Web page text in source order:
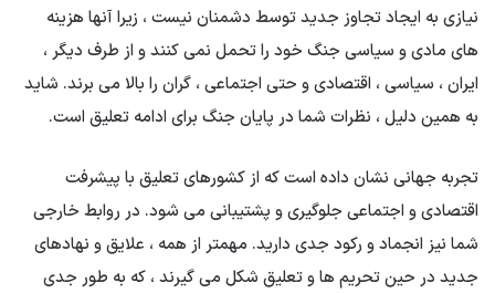
نیازی به ایجاد تجاوز جدید توسط دشمنان نیست ، زیرا آنها هزینه
های مادی و سیاسی جنگ خود را تحمل نمی کنند و از طرف دیگر ،
ایران ، سیاسی ، اقتصادی و حتی اجتماعی ، گران را بالا می برند. شاید
به همین دلیل ، نظرات شما در پایان جنگ برای ادامه تعلیق است.
تجربه جهانی نشان داده است که از کشورهای تعلیق با پیشرفت
اقتصادی و اجتماعی جلوگیری و پشتیبانی می شود. در روابط خارجی
شما نیز انجماد و رکود جدی دارید. مهمتر از همه ، علایق و نهادهای
جدید در حین تحریم ها و تعلیق شکل می گیرند ، که به طور جدی